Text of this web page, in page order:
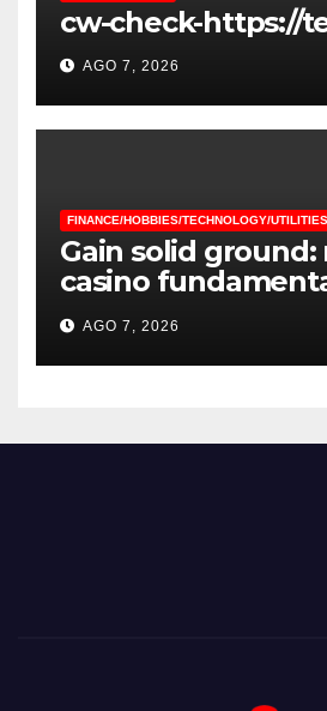
cw-check-https://
AGO 7, 2026
FINANCE/HOBBIES/TECHNOLOGY/
Gain solid ground:
casino
improved financial
AGO 7, 2026